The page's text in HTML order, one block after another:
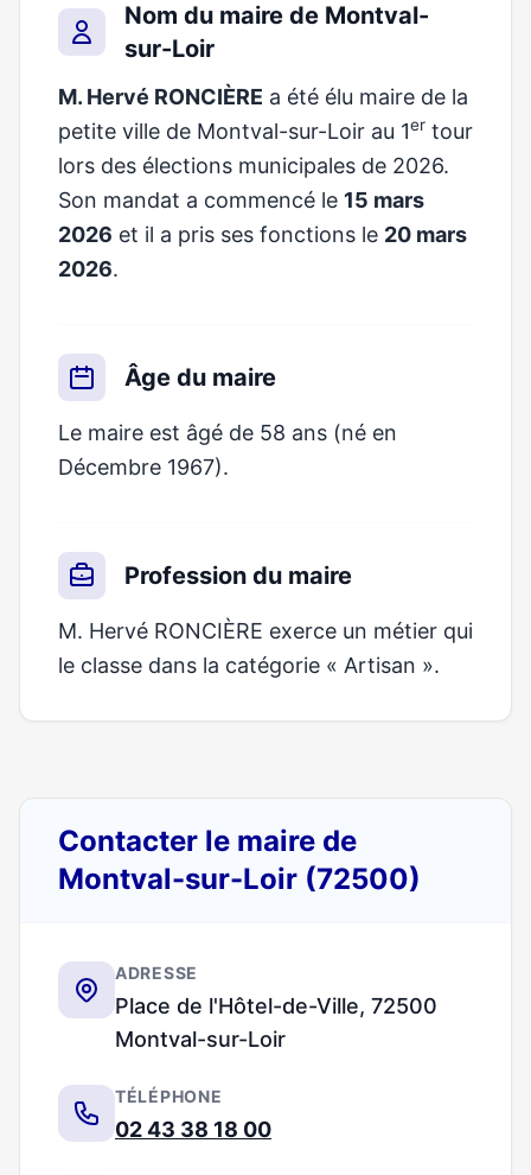
Nom du maire de Montval-
sur-Loir
M. Hervé RONCIÈRE a été élu maire de la
petite ville de Montval-sur-Loir au 1er tour
lors des élections municipales de 2026.
Son mandat a commencé le 15 mars
2026 et il a pris ses fonctions le 20 mars
2026.
Âge du maire
Le maire est âgé de 58 ans (né en
Décembre 1967).
Profession du maire
M. Hervé RONCIÈRE exerce un métier qui
le classe dans la catégorie « Artisan ».
Contacter le maire de
Montval-sur-Loir (72500)
ADRESSE
Place de l'Hôtel-de-Ville, 72500
Montval-sur-Loir
TÉLÉPHONE
02 43 38 18 00